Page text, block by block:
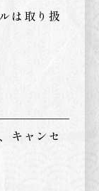
は取り扱
キャンセ